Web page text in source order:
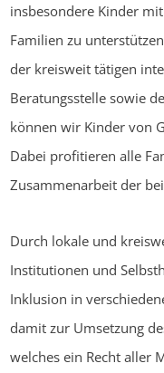
insbesondere Kinder
Familien zu
der kreisweit tätigen
Beratungsstelle sowie
können wir Kinder von
Dabei profitieren alle
Zusammenarbeit der
Durch lokale und
Institutionen und
Inklusion in
damit zur Umsetzung
welches ein Recht aller